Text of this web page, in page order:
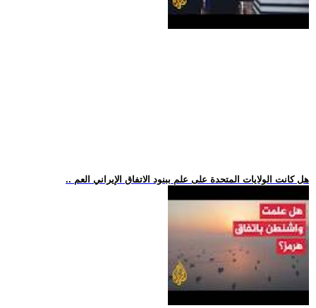
.. هل كانت الولايات المتحدة على علم ببنود الاتفاق الإيراني العم